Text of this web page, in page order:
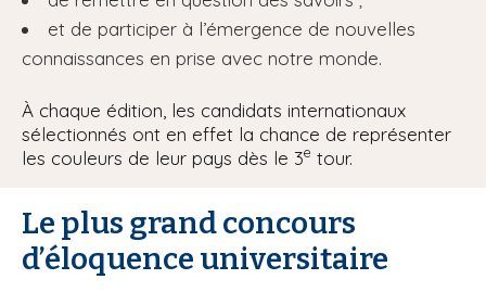
et de participer à l’émergence de nouvelles
connaissances en prise avec notre monde.
À chaque édition, les candidats internationaux
sélectionnés ont en effet la chance de représenter
les couleurs de leur pays dès le 3e tour.
Le plus grand concours
d’éloquence universitaire